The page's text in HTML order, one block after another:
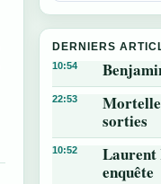
DERNIERS
10:54
22:53
Mortelle
sorties
10:52
Laurent
enquête